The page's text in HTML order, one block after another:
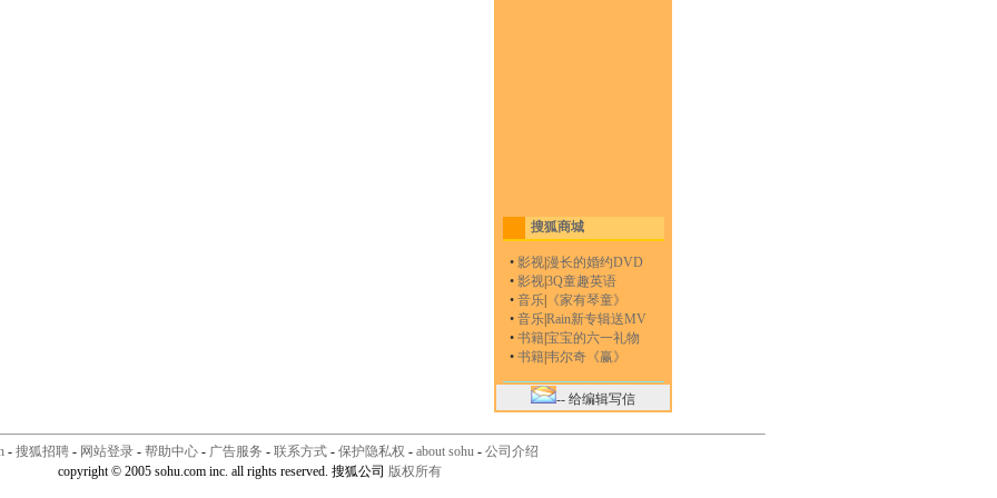
搜狐商城
• 影视漫长的婚约DVD
• 影视3Q童趣英语
• 音乐
《家有琴童》
• 音乐Rain新专辑送MV
• 书籍宝宝的六一礼物
• 书籍韦尔奇《赢》
-- 给编辑写信
- 搜狐招聘 - 网站登录 - 帮助中心 - 广告服务 - 联系方式 - 保护隐私权 - about sohu - 公司介绍
copyright © 2005 sohu.com inc. all rights reserved. 搜狐公司 版权所有